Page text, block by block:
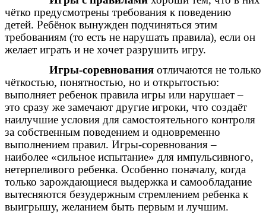
чётко предусмотрены требования к поведению
детей. Ребёнок вынужден подчиняться этим
требованиям (то есть не нарушать правила), если он
желает играть и не хочет разрушить игру.
Игры-соревнования отличаются не только
чёткостью, понятностью, но и открытостью:
выполняет ребенок правила игры или нарушает –
это сразу же замечают другие игроки, что создаёт
наилучшие условия для самостоятельного контроля
за собственным поведением и одновременно
выполнением правил. Игры-соревнования –
наиболее «сильное испытание» для импульсивного,
нетерпеливого ребенка. Особенно поначалу, когда
только зарождающиеся выдержка и самообладание
вытесняются безудержным стремлением ребенка к
выигрышу, желанием быть первым и лучшим.